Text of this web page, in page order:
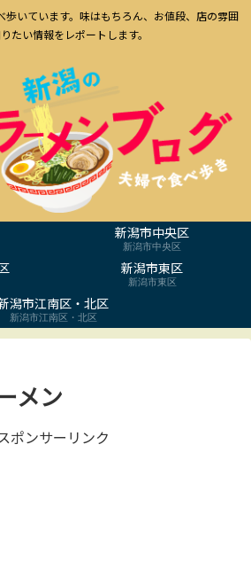
歩いています。味はもちろん、お値段、店の雰囲
たい情報をレポートします。
新潟市中央区
新潟市中央区
新潟市東区
新潟市東区
潟市江南区・北区
新潟市江南区・北区
メン
ポンサーリンク